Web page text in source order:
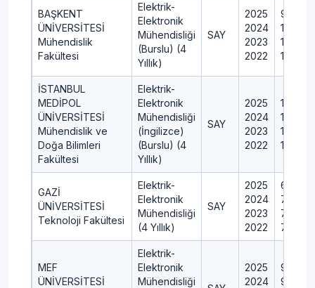
BAŞKENT
ÜNİVERSİTESİ
Mühendislik
Fakültesi
Elektrik-
Elektronik
Mühendisliği
(Burslu) (4
Yıllık)
SAY
2025
2024
2023
2022
9
10
10
12
İSTANBUL
MEDİPOL
ÜNİVERSİTESİ
Mühendislik ve
Doğa Bilimleri
Fakültesi
Elektrik-
Elektronik
Mühendisliği
(İngilizce)
(Burslu) (4
Yıllık)
SAY
2025
2024
2023
2022
10
10
10
10
GAZİ
ÜNİVERSİTESİ
Teknoloji Fakültesi
Elektrik-
Elektronik
Mühendisliği
(4 Yıllık)
SAY
2025
2024
2023
2022
63
75
75
75
MEF
ÜNİVERSİTESİ
Elektrik-
Elektronik
Mühendisliği
2025
2024
9
9